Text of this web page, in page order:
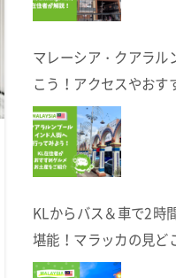
マレーシア・クアラル
こう！アクセスやおす
住者が解説します
KLからバス＆車で2時
堪能！マラッカの見ど
説